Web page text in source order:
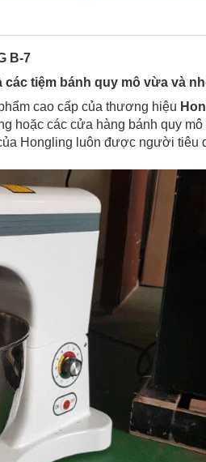
B-7
tiệm bánh quy mô vừa và
cao cấp của thương hiệu
hoặc các cửa hàng bánh quy
Hongling luôn được người